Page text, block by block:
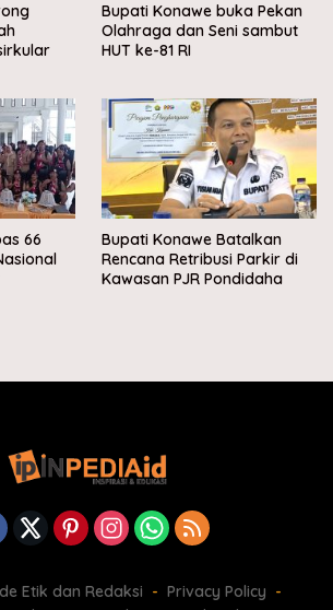
Bupati Konawe buka Pekan
Olahraga dan Seni sambut
HUT ke-81 RI
66
Bupati Konawe Batalkan
Rencana Retribusi Parkir di
Kawasan PJR Pondidaha
Etik dan Redaksi
Privacy Policy